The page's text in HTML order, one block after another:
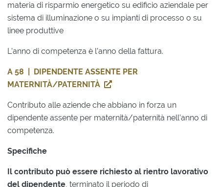
materia di risparmio energetico su edificio aziendale per
sistema di illuminazione o su impianti di processo o su
linee produttive
L’anno di competenza è l’anno della fattura.
A 58 | DIPENDENTE ASSENTE PER
MATERNITÀ/PATERNITÀ
Contributo alle aziende che abbiano in forza un
dipendente assente per maternità/paternità nell’anno di
competenza.
Specifiche
Il contributo può essere richiesto al rientro lavorativo
del dipendente, terminato il periodo di